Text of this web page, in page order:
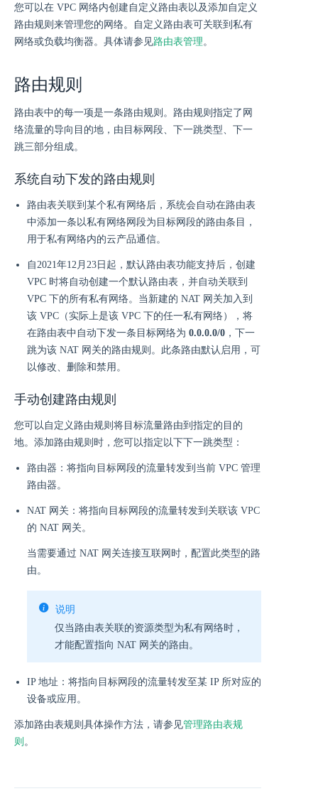
您可以在 VPC 网络内创建自定义路由表以及添加自定义
路由规则来管理您的网络。自定义路由表可关联到私有
网络或负载均衡器。具体请参见路由表管理。
路由规则
路由表中的每一项是一条路由规则。路由规则指定了网
络流量的导向目的地，由目标网段、下一跳类型、下一
跳三部分组成。
系统自动下发的路由规则
路由表关联到某个私有网络后，系统会自动在路由表
中添加一条以私有网络网段为目标网段的路由条目，
用于私有网络内的云产品通信。
自2021年12月23日起，默认路由表功能支持后，创建
VPC 时将自动创建一个默认路由表，并自动关联到
VPC 下的所有私有网络。当新建的 NAT 网关加入到
该 VPC（实际上是该 VPC 下的任一私有网络），将
在路由表中自动下发一条目标网络为 0.0.0.0/0 ，下一
跳为该 NAT 网关的路由规则。此条路由默认启用，可
以修改、删除和禁用。
手动创建路由规则
您可以自定义路由规则将目标流量路由到指定的目的
地。添加路由规则时，您可以指定以下下一跳类型：
路由器：将指向目标网段的流量转发到当前 VPC 管理
路由器。
NAT 网关：将指向目标网段的流量转发到关联该 VPC
的 NAT 网关。
当需要通过 NAT 网关连接互联网时，配置此类型的路
由。
说明
仅当路由表关联的资源类型为私有网络时，
才能配置指向 NAT 网关的路由。
IP 地址：将指向目标网段的流量转发至某 IP 所对应的
设备或应用。
添加路由表规则具体操作方法，请参见管理路由表规
则 。